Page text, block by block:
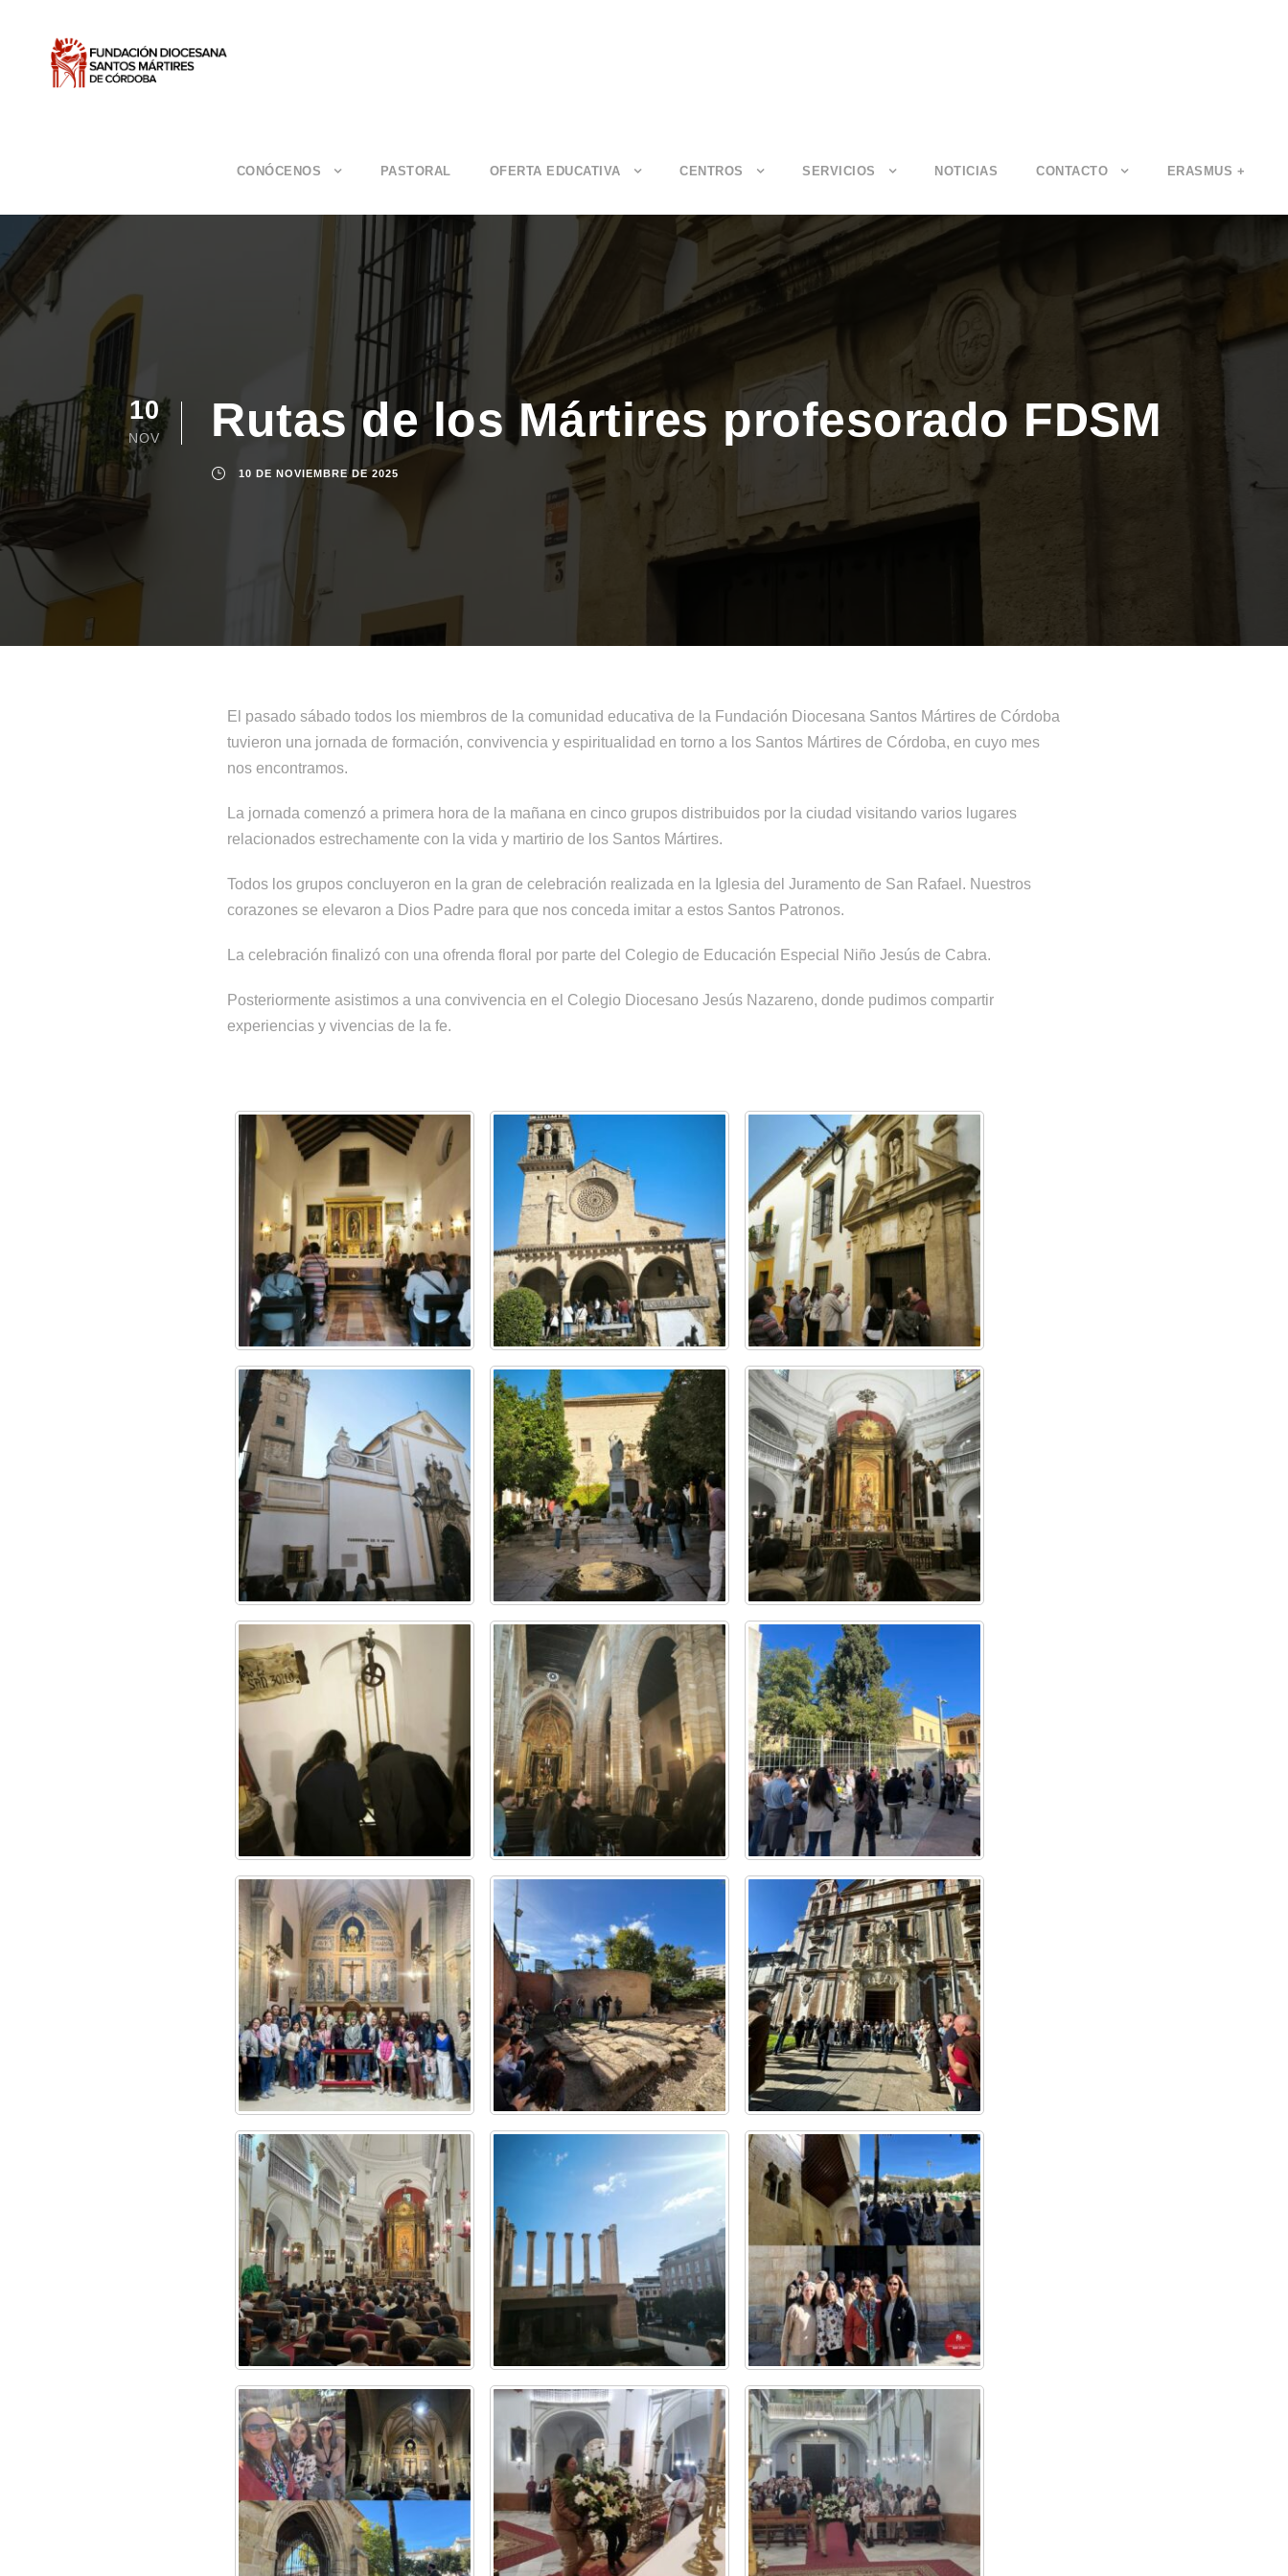
CONÓCENOS PASTORAL OFERTA EDUCATIVA CENTROS SERVICIOS NOTICIAS CONTACTO ERASMUS +
10
NOV Rutas de los Mártires profesorado FDSM
10 DE NOVIEMBRE DE 2025
El pasado sábado todos los miembros de la comunidad educativa de la Fundación Diocesana Santos Mártires de Córdoba
tuvieron una jornada de formación, convivencia y espiritualidad en torno a los Santos Mártires de Córdoba, en cuyo mes
nos encontramos.
La jornada comenzó a primera hora de la mañana en cinco grupos distribuidos por la ciudad visitando varios lugares
relacionados estrechamente con la vida y martirio de los Santos Mártires.
Todos los grupos concluyeron en la gran de celebración realizada en la Iglesia del Juramento de San Rafael. Nuestros
corazones se elevaron a Dios Padre para que nos conceda imitar a estos Santos Patronos.
La celebración finalizó con una ofrenda floral por parte del Colegio de Educación Especial Niño Jesús de Cabra.
Posteriormente asistimos a una convivencia en el Colegio Diocesano Jesús Nazareno, donde pudimos compartir
experiencias y vivencias de la fe.